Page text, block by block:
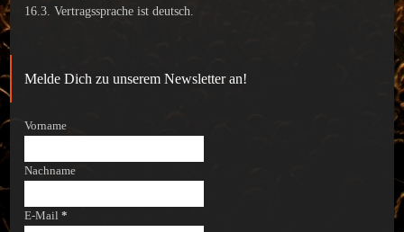
16.3. Vertragssprache ist deutsch.
Melde Dich zu unserem Newsletter an!
Vorname
Nachname
E-Mail *